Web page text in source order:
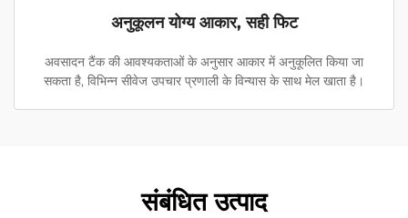
अनुकूलन योग्य आकार, सही फिट
अवसादन टैंक की आवश्यकताओं के अनुसार आकार में अनुकूलित किया जा
सकता है, विभिन्न सीवेज उपचार प्रणाली के विन्यास के साथ मेल खाता है।
संबंधित उत्पाद